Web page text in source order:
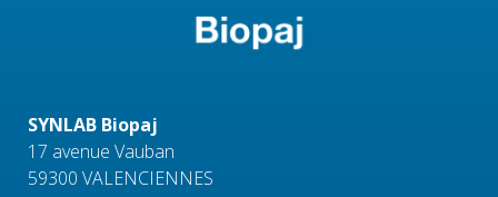
SYNLAB Biopaj
17 avenue Vauban
59300 VALENCIENNES